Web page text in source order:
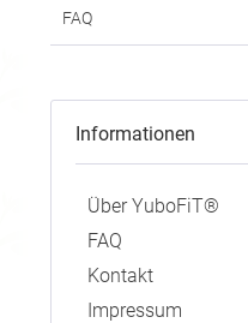
FAQ
Informationen
Über YuboFiT®
FAQ
Kontakt
Impressum